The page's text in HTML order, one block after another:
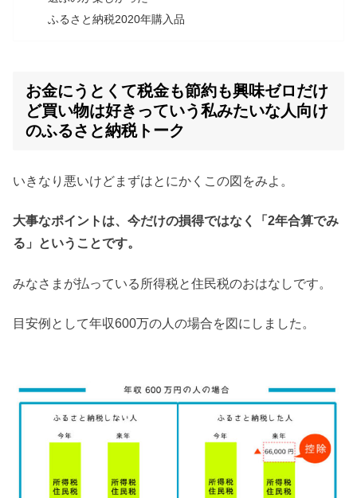
ふるさと納税2020年購入品
お金にうとくて税金も節約も興味ゼロだけ
ど買い物は好きっていう私みたいな人向け
のふるさと納税トーク
いきなり悪いけどまずはとにかくこの図をみよ。
大事なポイントは、今だけの損得ではなく「2年合算でみ
る」ということです。
みなさまが払っている所得税と住民税のおはなしです。
目安例として年収600万の人の場合を図にしました。